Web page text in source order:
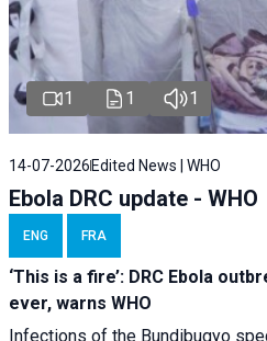
1 1 1
14-07-2026 Edited News | WHO
Ebola DRC update - WHO
ENG FRA
‘This is a fire’: DRC Ebola
ever, warns WHO
Infections of the Bundibugyo